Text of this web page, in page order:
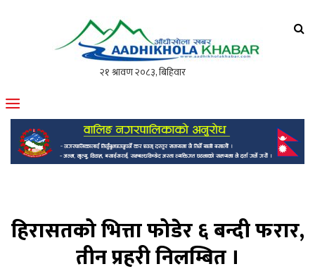
मोफसलकै लोकप्रिय अनलाइन पत्रिका
हिरासतको भित्ता फोडेर ६ बन्दी फरार,
तीन प्रहरी निलम्बित ।